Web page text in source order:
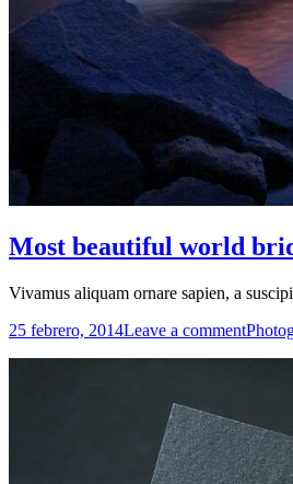
Most beautiful world
Vivamus aliquam ornare sapien, a
25 febrero, 2014Leave a comment